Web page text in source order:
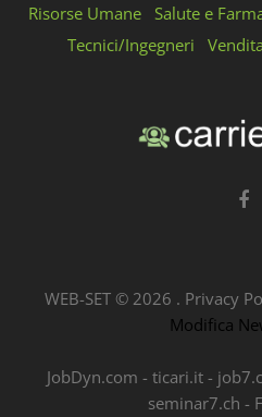
Risorse Umane
Salute e
Tecnici/Ingegneri
WEB-SET © 2026 . Privacy
Modifica
JobDyn.com - ticari.it-
seminar7.ch -